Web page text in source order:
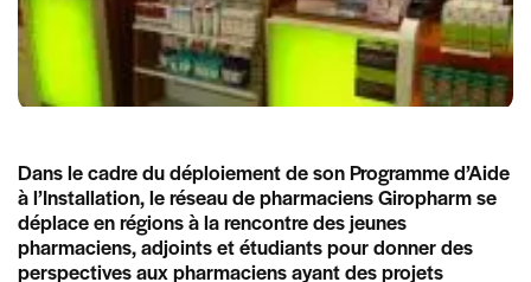
Dans le cadre du déploiement de son Programme d’Aide
à l’Installation, le réseau de pharmaciens Giropharm se
déplace en régions à la rencontre des jeunes
pharmaciens, adjoints et étudiants pour donner des
perspectives aux pharmaciens ayant des projets